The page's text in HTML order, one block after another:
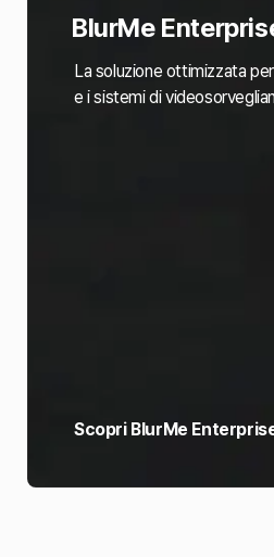
BlurMe
La soluzione ottimizzata
e i sistemi di
Scopri BlurMe